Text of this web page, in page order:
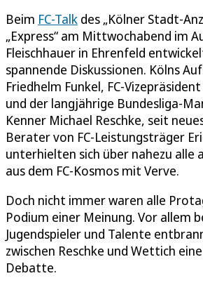
Beim FC-Talk des „Kölner Stadt-
„Express“ am Mittwochabend im
Fleischhauer in Ehrenfeld
spannende Diskussionen. Kölns
Friedhelm Funkel, FC-
und der langjährige Bundesliga-
Kenner Michael Reschke, seit
Berater von FC-Leistungsträger
unterhielten sich über nahezu alle
aus dem FC-Kosmos mit Verve.
Doch nicht immer waren alle
Podium einer Meinung. Vor allem
Jugendspieler und Talente
zwischen Reschke und Wettich
Debatte.